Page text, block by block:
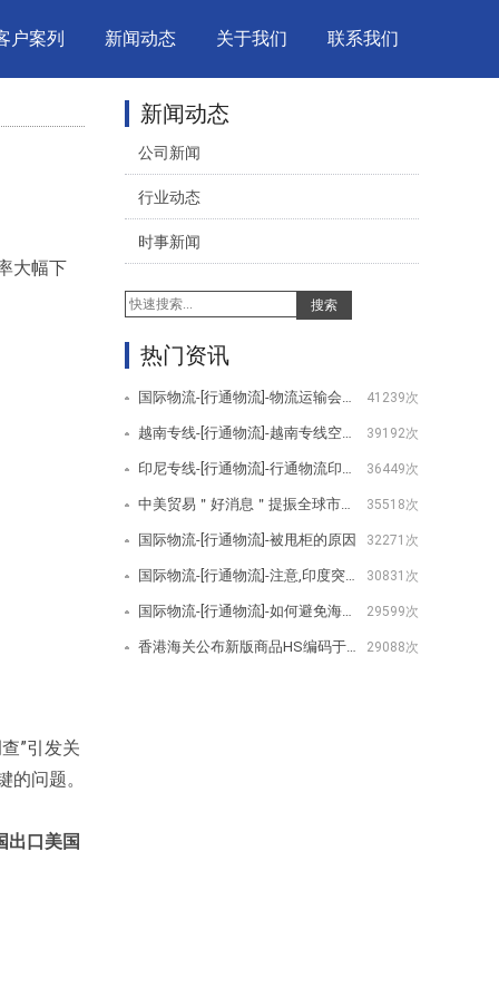
户案列 新闻动态 关于我们 联系我们
大幅下
”引发关
问题。
出口美国
新闻动态
公司新闻
行业动态
时事新闻
搜索
热门资讯
国际物流-[行通物流]-物流运输会用到哪些设备 41239次
越南专线-[行通物流]-越南专线空运服务项目 39192次
印尼专线-[行通物流]-行通物流印尼专线服务项目 36449次
中美贸易＂好消息＂提振全球市场美取消/降低关税公告-[行通物流] 35518次
国际物流-[行通物流]-被甩柜的原因 32271次
国际物流-[行通物流]-注意,印度突然宣布对350种商品增加进口费用 30831次
国际物流-[行通物流]-如何避免海关查验？ 29599次
香港海关公布新版商品HS编码于2020年1月1日生效-[行通物流] 29088次